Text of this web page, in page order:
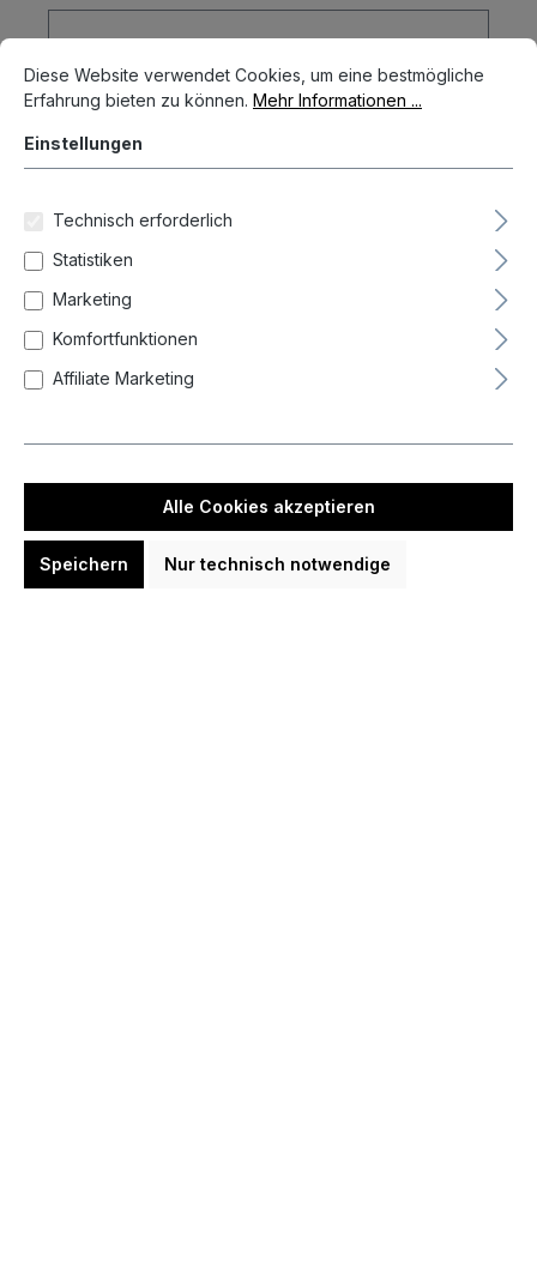
Steeldarts 23 Gram Steeldarts
5,54 CHF
Cookie-Voreinstellungen
Diese Website verwendet Cookies, um eine bestmögliche
Diese Website verwendet Cookies, um eine bestmögliche
Erfahrung bieten zu können. Mehr Informationen ...
Einstellungen
Technisch erforderlich
Statistiken
Marketing
Komfortfunktionen
Affiliate Marketing
Alle Cookies akzeptieren
Speichern Nur technisch notwendige